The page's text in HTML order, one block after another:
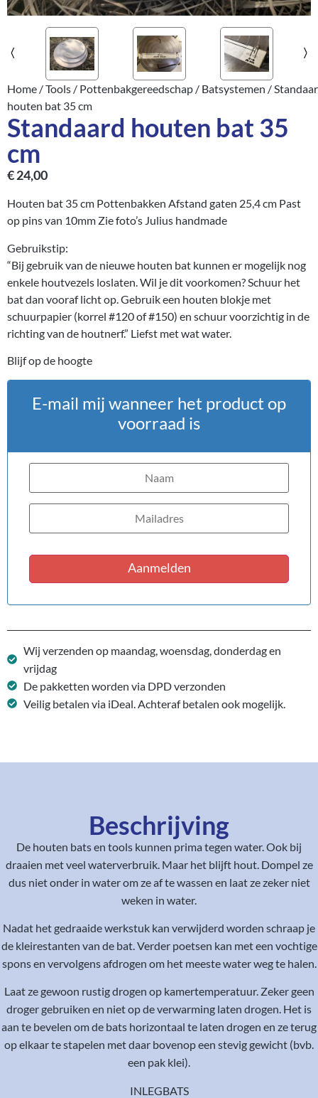
Home /Tools / Pottenbakgereedschap / Batsystemen /
houten bat 35 cm
Standaard houten bat 35
cm
€24,00
Houten bat 35 cm Pottenbakken Afstand gaten 25,4 cm Past
op pins van 10mm Zie foto’s Julius handmade
Gebruikstip:
“Bij gebruik van de nieuwe houten bat kunnen er mogelijk nog
enkele houtvezels loslaten. Wil je dit voorkomen? Schuur het
bat dan vooraf licht op. Gebruik een houten blokje met
schuurpapier (korrel #120 of #150) en schuur voorzichtig in de
richting van de houtnerf.” Liefst met wat water.
Blijf op de hoogte
E-mail mij wanneer het product op
voorraad is
Aanmelden
Wij verzenden op maandag, woensdag, donderdag en
vrijdag
De pakketten worden via DPD verzonden
Veilig betalen via iDeal. Achteraf betalen ook mogelijk.
Beschrijving
De houten bats en tools kunnen prima tegen water. Ook bij
draaien met veel waterverbruik. Maar het blijft hout. Dompel ze
dus niet onder in water om ze af te wassen en laat ze zeker niet
weken in water.
Nadat het gedraaide werkstuk kan verwijderd worden schraap je
de kleirestanten van de bat. Verder poetsen kan met een vochtige
spons en vervolgens afdrogen om het meeste water weg te halen.
Laat ze gewoon rustig drogen op kamertemperatuur. Zeker geen
droger gebruiken en niet op de verwarming laten drogen. Het is
aan te bevelen om de bats horizontaal te laten drogen en ze terug
op elkaar te stapelen met daar bovenop een stevig gewicht (bvb.
een pak klei).
INLEGBATS